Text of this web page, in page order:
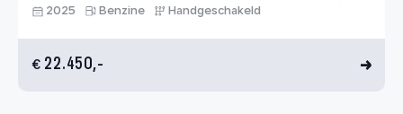
2025 Benzine Handgeschakeld
€ 22.450,-